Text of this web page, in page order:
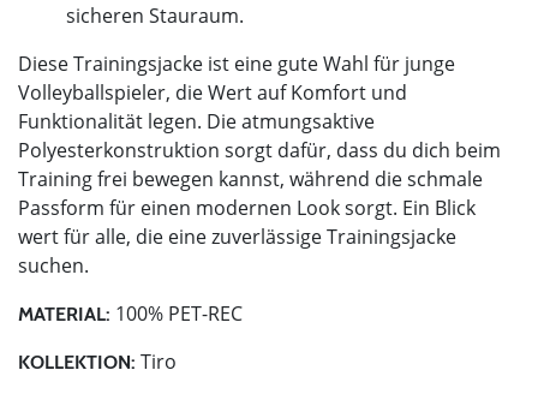
sicheren Stauraum.
Diese Trainingsjacke ist eine gute Wahl für junge
Volleyballspieler, die Wert auf Komfort und
Funktionalität legen. Die atmungsaktive
Polyesterkonstruktion sorgt dafür, dass du dich beim
Training frei bewegen kannst, während die schmale
Passform für einen modernen Look sorgt. Ein Blick
wert für alle, die eine zuverlässige Trainingsjacke
suchen.
MATERIAL: 100% PET-REC
KOLLEKTION: Tiro